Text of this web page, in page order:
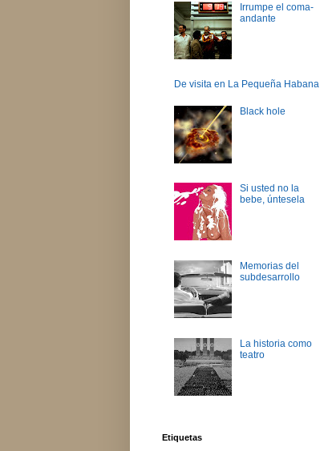
Irrumpe el coma-
andante
De visita en La Pequeña Habana
Black hole
Si usted no la
bebe, úntesela
Memorias del
subdesarrollo
La historia como
teatro
Etiquetas